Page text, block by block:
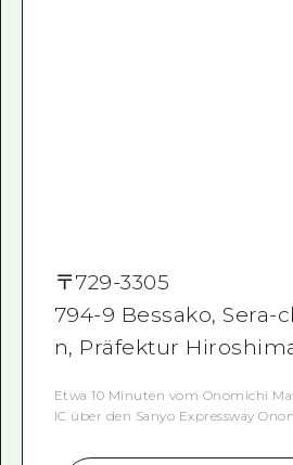
〒729-3305
794-9 Bessako, Sera-
n, Präfektur
Etwa 10 Minuten vom Onomichi
IC über den Sanyo Expressway